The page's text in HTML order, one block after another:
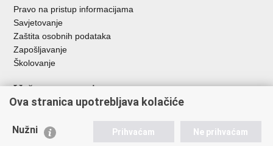
Pravo na pristup informacijama
Savjetovanje
Zaštita osobnih podataka
Zapošljavanje
Školovanje
Važne poveznice
Ministarstvo unutarnjih poslova
Udruge
Ova stranica upotrebljava kolačiće
Nužni Prihvaćam Ne prihvaćam